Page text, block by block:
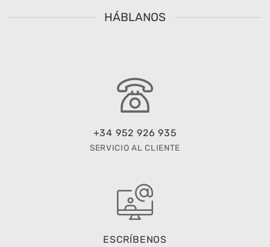
HÁBLANOS
+34 952 926 935
SERVICIO AL CLIENTE
ESCRÍBENOS